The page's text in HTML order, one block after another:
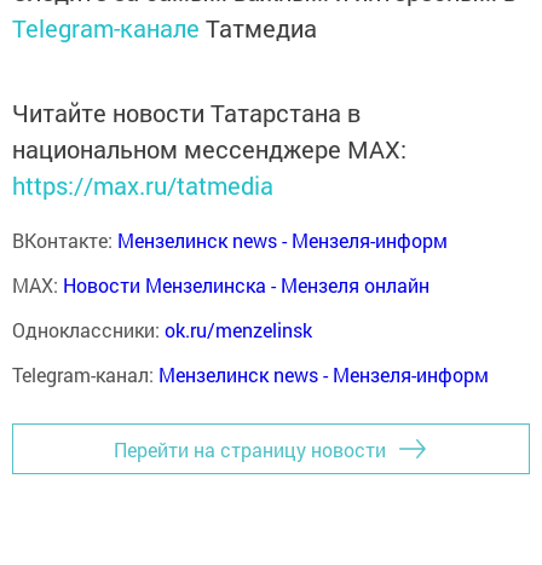
Telegram-канале Татмедиа
Читайте новости Татарстана в
национальном мессенджере MАХ:
https://max.ru/tatmedia
ВКонтакте: Мензелинск news - Мензеля-информ
MAX: Новости Мензелинска - Мензеля онлайн
Одноклассники: ok.ru/menzelinsk
Telegram-канал: Мензелинск news - Мензеля-информ
Перейти на страницу новости